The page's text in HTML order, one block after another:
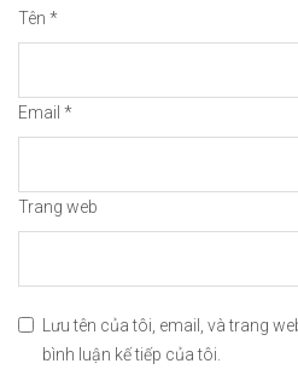
Tên *
Email *
Trang web
Lưu tên của tôi, email, và trang
bình luận kế tiếp của tôi.